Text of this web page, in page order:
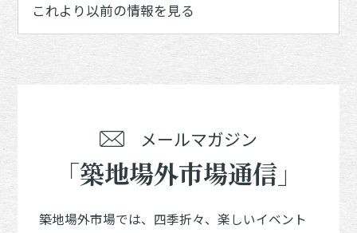
これより以前の情報を見る
メールマガジン
「築地場外市場通信」
築地場外市場では、四季折々、楽しいイベント